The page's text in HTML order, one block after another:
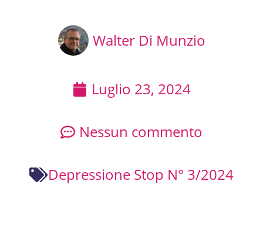
Walter Di Munzio
Luglio 23, 2024
Nessun commento
Depressione Stop N° 3/2024